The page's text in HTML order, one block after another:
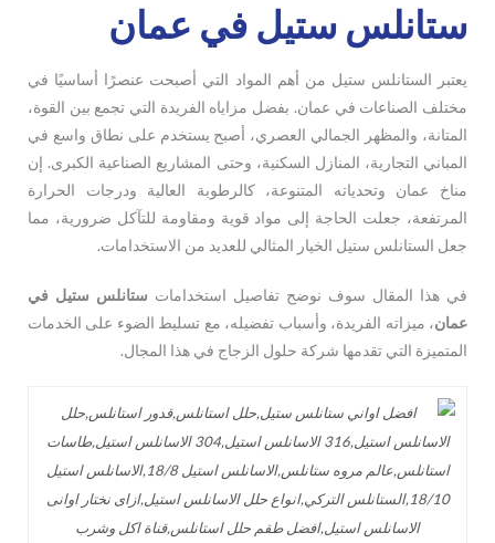
ستانلس ستيل في عمان
يعتبر الستانلس ستيل من أهم المواد التي أصبحت عنصرًا أساسيًا في
مختلف الصناعات في عمان. بفضل مزاياه الفريدة التي تجمع بين القوة،
المتانة، والمظهر الجمالي العصري، أصبح يستخدم على نطاق واسع في
المباني التجارية، المنازل السكنية، وحتى المشاريع الصناعية الكبرى. إن
مناخ عمان وتحدياته المتنوعة، كالرطوبة العالية ودرجات الحرارة
المرتفعة، جعلت الحاجة إلى مواد قوية ومقاومة للتآكل ضرورية، مما
جعل الستانلس ستيل الخيار المثالي للعديد من الاستخدامات.
في هذا المقال سوف نوضح تفاصيل استخدامات ستانلس ستيل في
عمان، ميزاته الفريدة، وأسباب تفضيله، مع تسليط الضوء على الخدمات
المتميزة التي تقدمها شركة حلول الزجاج في هذا المجال.